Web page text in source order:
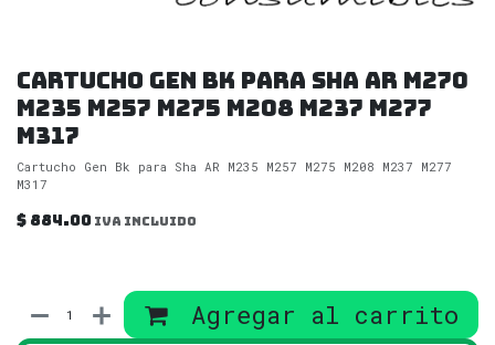
Cartucho Gen Bk para Sha AR M270
M235 M257 M275 M208 M237 M277
M317
Cartucho Gen Bk para Sha AR M235 M257 M275 M208 M237 M277
M317
$ 884.00 IVA incluido
Agregar al carrito